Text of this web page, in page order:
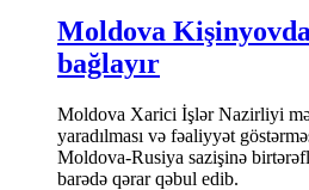
Moldova
bağlayır
Moldova Xarici İşlər Nazirliyi
yaradılması və fəaliyyət
Moldova-Rusiya sazişinə
barədə qərar qəbul edib.